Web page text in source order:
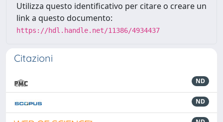
Utilizza questo identificativo per citare o creare un
link a questo documento:
https://hdl.handle.net/11386/4934437
Citazioni
ND
ND